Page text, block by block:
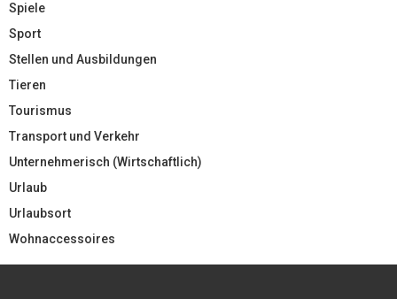
Spiele
Sport
Stellen und Ausbildungen
Tieren
Tourismus
Transport und Verkehr
Unternehmerisch (Wirtschaftlich)
Urlaub
Urlaubsort
Wohnaccessoires